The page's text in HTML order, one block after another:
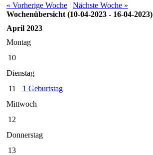
« Vorherige Woche | Nächste Woche »
Wochenübersicht (10-04-2023 - 16-04-2023)
April 2023
Montag
10
Dienstag
11
1 Geburtstag
Mittwoch
12
Donnerstag
13